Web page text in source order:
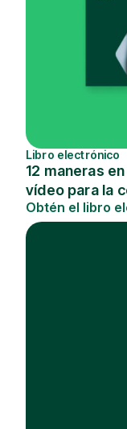
Libro electrónico
12 maneras
vídeo para la
Obtén el libro